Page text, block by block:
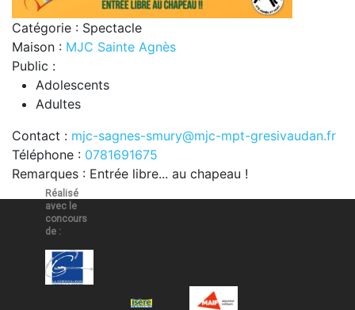
Catégorie : Spectacle
Maison : MJC Sainte Agnès
Public :
Adolescents
Adultes
Contact : mjc-sagnes-smury@mjc-mpt-gresivaudan.fr
Téléphone : 0781691675
Remarques : Entrée libre... au chapeau !
Réalisé
avec le
concours
de :